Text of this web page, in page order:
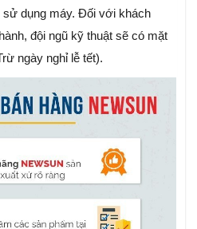
dụng máy. Đối với khách
đội ngũ kỹ thuật sẽ có mặt
ngày nghỉ lễ tết).